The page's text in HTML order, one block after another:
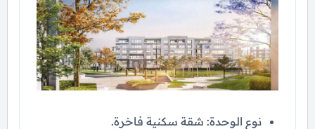
نوع الوحدة: شقة سكنية فاخرة.